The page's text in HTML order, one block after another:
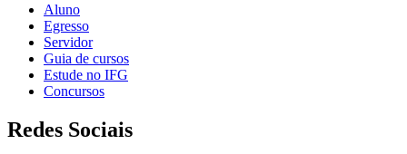
Aluno
Egresso
Servidor
Guia de cursos
Estude no IFG
Concursos
Redes Sociais